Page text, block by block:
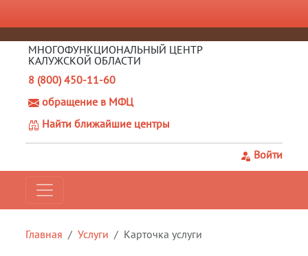
МНОГОФУНКЦИОНАЛЬНЫЙ ЦЕНТР
КАЛУЖСКОЙ ОБЛАСТИ
8 (800) 450-11-60
обращение в МФЦ
Найти ближайшие центры
Войти
Главная Услуги Карточка услуги